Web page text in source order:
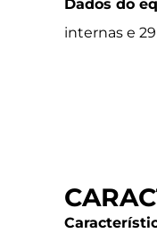
Dados do
internas e